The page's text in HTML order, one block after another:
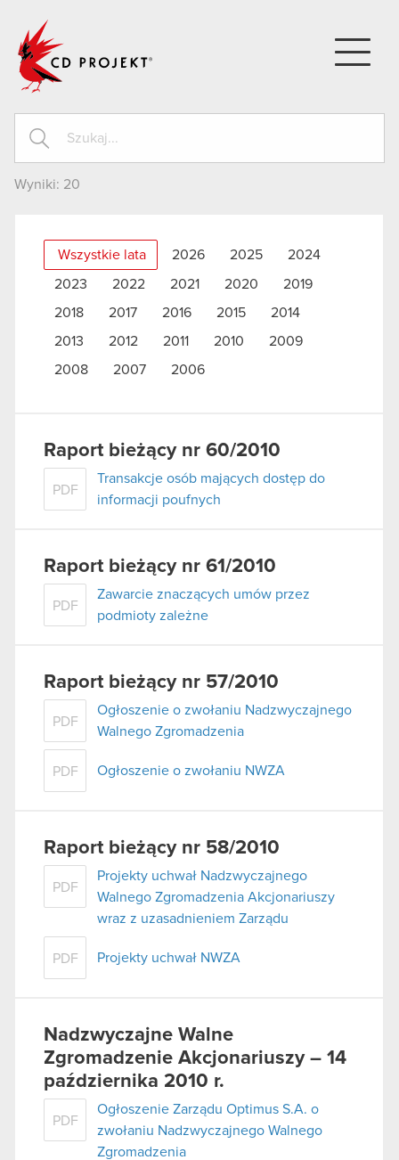
Wyniki: 20
Wszystkie lata 2026 2025 2024
2023 2022 2021 2020
2019
2018
2017 2016 2015
2014
2013
2012 2011 2010
2009
2008
2007 2006
Raport bieżący nr 60/2010
PDF
Transakcje osób mających dostęp do
informacji poufnych
Raport bieżący nr 61/2010
PDF
Zawarcie znaczących umów przez
podmioty zależne
Raport bieżący nr 57/2010
PDF
Ogłoszenie o zwołaniu Nadzwyczajnego
Walnego Zgromadzenia
PDF Ogłoszenie o zwołaniu NWZA
Raport bieżący nr 58/2010
PDF
Projekty uchwał Nadzwyczajnego
Walnego Zgromadzenia Akcjonariuszy
wraz z uzasadnieniem Zarządu
PDF Projekty uchwał NWZA
Nadzwyczajne Walne
Zgromadzenie Akcjonariuszy – 14
października 2010 r.
PDF
Ogłoszenie Zarządu Optimus S.A. o
zwołaniu Nadzwyczajnego Walnego
Zgromadzenia